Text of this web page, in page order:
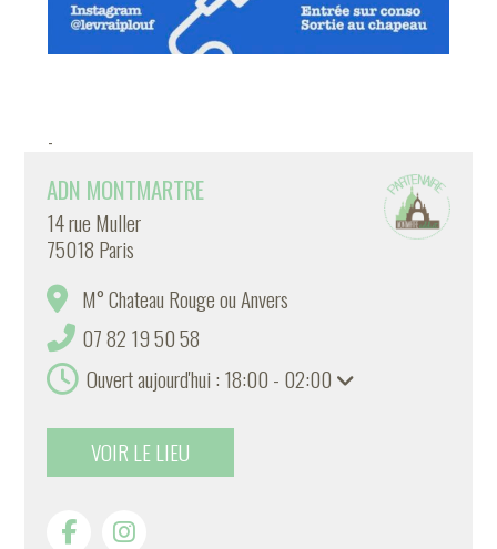
-
ADN MONTMARTRE
14 rue Muller
75018 Paris
M° Chateau Rouge ou Anvers
07 82 19 50 58
Ouvert aujourd'hui : 18:00 - 02:00
VOIR LE LIEU